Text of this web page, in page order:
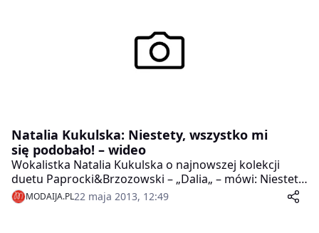
Natalia Kukulska: Niestety, wszystko mi
się podobało! – wideo
Wokalistka Natalia Kukulska o najnowszej kolekcji
duetu Paprocki&Brzozowski – „Dalia„ – mówi: Niestety,
wszystko mi się podobało!
MODAIJA.PL22 maja 2013, 12:49